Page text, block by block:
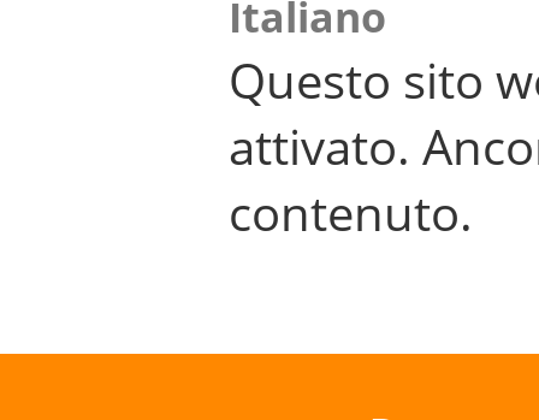
Italiano
Questo sito
attivato.
contenuto.